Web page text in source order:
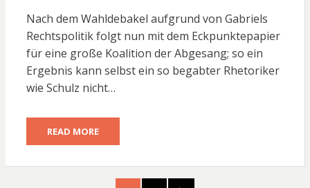
Nach dem Wahldebakel aufgrund von Gabriels
Rechtspolitik folgt nun mit dem Eckpunktepapier
für eine große Koalition der Abgesang; so ein
Ergebnis kann selbst ein so begabter Rhetoriker
wie Schulz nicht…
READ MORE